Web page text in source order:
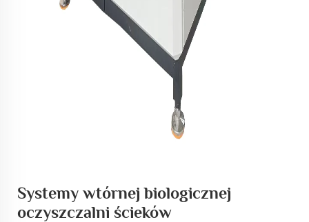
Systemy wtórnej biologicznej
oczyszczalni ścieków